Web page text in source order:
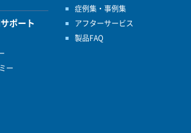
ポート
ー
症例集・事例集
アフターサービス
製品FAQ